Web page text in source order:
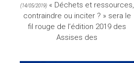
(14/05/2019)« Déchets et ressources,
contraindre ou inciter ? » sera le
fil rouge de l’édition 2019 des
Assises des